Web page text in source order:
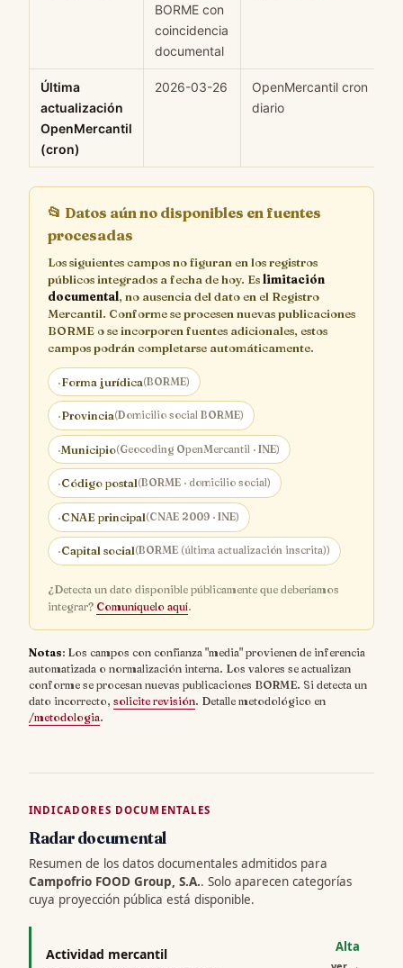
BORME con
coincidencia
documental
Última
actualización
OpenMercantil
(cron)
2026-03-26
OpenMercantil cron
diario
📂 Datos aún no disponibles en fuentes
procesadas
Los siguientes campos no figuran en los registros
públicos integrados a fecha de hoy. Eslimitación
documental, no ausencia del dato en el Registro
Mercantil. Conforme se procesen nuevas publicaciones
BORME o se incorporen fuentes adicionales, estos
campos podrán completarse automáticamente.
·Forma jurídica(BORME)
·Provincia(Domicilio social BORME)
·Municipio(Geocoding OpenMercantil · INE)
·Código postal(BORME · domicilio social)
·CNAE principal(CNAE 2009 · INE)
·Capital social(BORME (última actualización inscrita))
¿Detecta un dato disponible públicamente que deberíamos
integrar? Comuníquelo aquí.
Notas: Los campos con confianza "media" provienen de inferencia
automatizada o normalización interna. Los valores se actualizan
conforme se procesan nuevas publicaciones BORME. Si detecta un
dato incorrecto, solicite revisión. Detalle metodológico en
/metodologia.
INDICADORES DOCUMENTALES
Radar documental
Resumen de los datos documentales admitidos para
Campofrio FOOD Group, S.A.. Solo aparecen categorías
cuya proyección pública está disponible.
Actividad mercantil Alta